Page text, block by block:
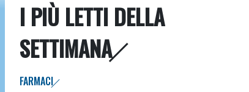
I PIÙ LETTI DELLA
SETTIMANA
FARMACI